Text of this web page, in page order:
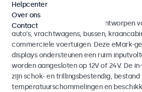
gebruik
Monitoren en touchscreens ontworpen
auto's, vrachtwagens, bussen,
commerciele voertuigen. Deze eMark-
displays ondersteunen een ruim
worden aangesloten op 12V of 24V. De
zijn schok- en trillingsbestendig, bestand
temperatuurschommelingen en
Helpcenter
Over ons
Contact